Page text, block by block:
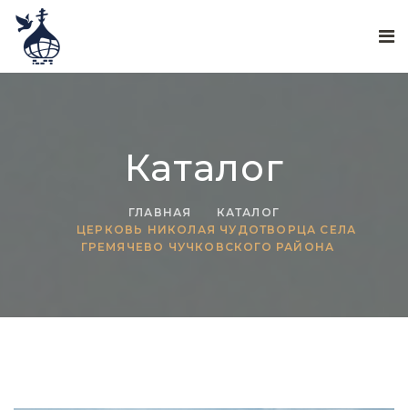
Каталог
ГЛАВНАЯ
КАТАЛОГ
ЦЕРКОВЬ НИКОЛАЯ ЧУДОТВОРЦА СЕЛА
ГРЕМЯЧЕВО ЧУЧКОВСКОГО РАЙОНА